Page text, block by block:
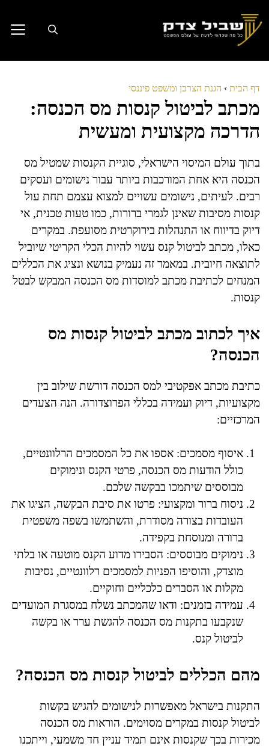
לתוכן
דף הבית › הגנת הצרכן ומשפט פיננסי
מכתב לביטול קנסות מס הכנסה:
הדרכה מקצועית ומעשית
בתוך עולם המיסוי הישראלי, סוגיית הקנסות שמטיל מס
הכנסה היא אחת המורכבות ביותר עבור נישומים ועסקים
רבים. לעיתים, נישומים עשויים למצוא עצמם תחת עול
קנסות מסיבות שאינן לגמרי ברורות, כמו טעות טכנית, אי
דיוק בדיווח או התנהלות בירוקרטית מסועפת. במקרים
כאלו, מכתב לביטול קנס עשוי להיות הכלי הקריטי שיוביל
לתוצאה חיובית. במאמר זה נעמיק בנושא ונציג את הכללים
המנחים לכתיבת מכתב למוסדות מס הכנסה המבקש לבטל
קנסות.
איך לכתוב מכתב לביטול קנסות מס
הכנסה?
כתיבת מכתב אפקטיבי למס הכנסה דורשת שילוב בין
מקצועיות, דיוק ועמידה בכללי הפרוצדורה. הנה הצעדים
המרכזיים:
איסוף מסמכים: אספו את כל המסמכים הרלוונטיים,
כולל הודעות מס הכנסה, פרטי הקנס ונימוקים
מבוססים שיתמכו בבקשה שלכם.
ניסוח ברור ומקצועי: פרטו את סיבת הבקשה, הציגו את
העובדות בצורה מסודרת, והשתמשו בשפה משפטית
ברורה ומנוסחת בקפידה.
נימוקים מבוססים: הסבירו מדוע הקנס מוטעה או בלתי
מוצדק, והוסיפו הפניות למסמכים רלוונטיים, נסיבות
מקלות או הסברים כלכליים וחוקיים.
עמידה בזמנים: ודאו שהמכתב נשלח במסגרת המועדים
שנקבעו בתקנות מס הכנסה להגשת ערר או בקשה
לביטול קנס.
מהם הכללים לביטול קנסות מס הכנסה?
התקנות בישראל מאפשרות לנישומים להגיש בקשות
לביטול קנסות במקרים מסוימים. הוראות מס הכנסה
מכירות בכך שקנסות אינם תמיד עניין חד משמעי, וייתכנו